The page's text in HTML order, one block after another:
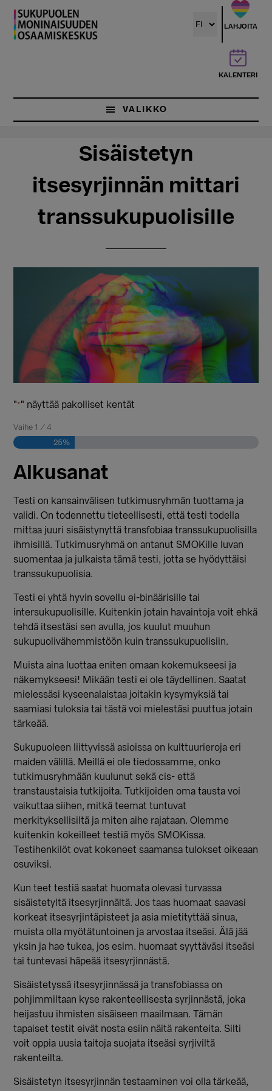
Hyppää
pääsisältöön
Hyppää
ensisijaiseen
sivupalkkiin
LAHJOITA
KALENTERI
VALIKKO
Sisäistetyn
itsesyrjinnän mittari
transsukupuolisille
"*" näyttää pakolliset kentät
Vaihe 1 /4
25%
Alkusanat
Testi on kansainvälisen tutkimusryhmän tuottama ja
validi. On todennettu tieteellisesti, että testi todella
mittaa juuri sisäistynyttä transfobiaa transsukupuolisilla
ihmisillä. Tutkimusryhmä on antanut SMOKille luvan
suomentaa ja julkaista tämä testi, jotta se hyödyttäisi
transsukupuolisia.
Testi ei yhtä hyvin sovellu ei-binäärisille tai
intersukupuolisille. Kuitenkin jotain havaintoja voit ehkä
tehdä itsestäsi sen avulla, jos kuulut muuhun
sukupuolivähemmistöön kuin transsukupuolisiin.
Muista aina luottaa eniten omaan kokemukseesi ja
näkemykseesi! Mikään testi ei ole täydellinen. Saatat
mielessäsi kyseenalaistaa joitakin kysymyksiä tai
saamiasi tuloksia tai tästä voi mielestäsi puuttua jotain
tärkeää.
Sukupuoleen liittyvissä asioissa on kulttuurieroja eri
maiden välillä. Meillä ei ole tiedossamme, onko
tutkimusryhmään kuulunut sekä cis- että
transtaustaisia tutkijoita. Tutkijoiden oma tausta voi
vaikuttaa siihen, mitkä teemat tuntuvat
merkityksellisiltä ja miten aihe rajataan. Olemme
kuitenkin kokeilleet testiä myös SMOKissa.
Testihenkilöt ovat kokeneet saamansa tulokset oikeaan
osuviksi.
Kun teet testiä saatat huomata olevasi turvassa
sisäistetyltä itsesyrjinnältä. Jos taas huomaat saavasi
korkeat itsesyrjintäpisteet ja asia mietityttää sinua,
muista olla myötätuntoinen ja arvostaa itseäsi. Älä jää
yksin ja hae tukea, jos esim. huomaat syyttäväsi itseäsi
tai tuntevasi häpeää itsesyrjinnästä.
Sisäistetyssä itsesyrjinnässä ja transfobiassa on
pohjimmiltaan kyse rakenteellisesta syrjinnästä, joka
heijastuu ihmisten sisäiseen maailmaan. Tämän
tapaiset testit eivät nosta esiin näitä rakenteita. Silti
voit oppia uusia taitoja suojata itseäsi syrjiviltä
rakenteilta.
Sisäistetyn itsesyrjinnän testaaminen voi olla tärkeää,